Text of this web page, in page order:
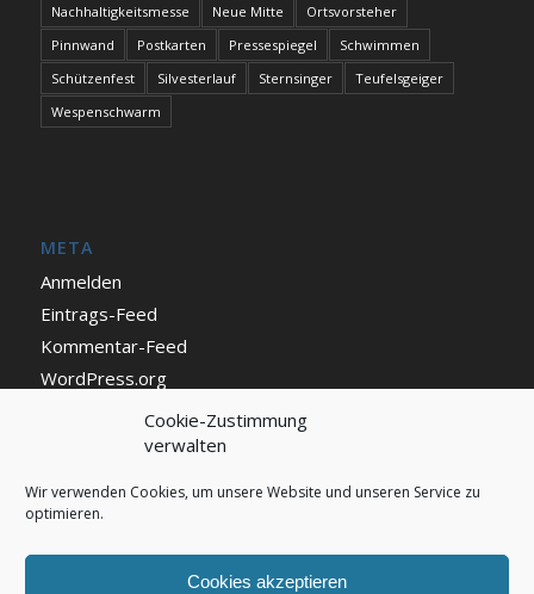
Cookie-Zustimmung
verwalten
Wir verwenden Cookies, um unsere Website und unseren Service zu
optimieren.
Cookies akzeptieren
Nachhaltigkeitsmesse
Neue Mitte
Ortsvorsteher
Pinnwand
Postkarten Pressespiegel
Schwimmen
Schützenfest
Silvesterlauf Sternsinger
Teufelsgeiger
Wespenschwarm
META
Anmelden
Eintrags-Feed
Kommentar-Feed
WordPress.org
IMPRESSUM UND DATENSCHUTZ
Impressum
Datenschutz